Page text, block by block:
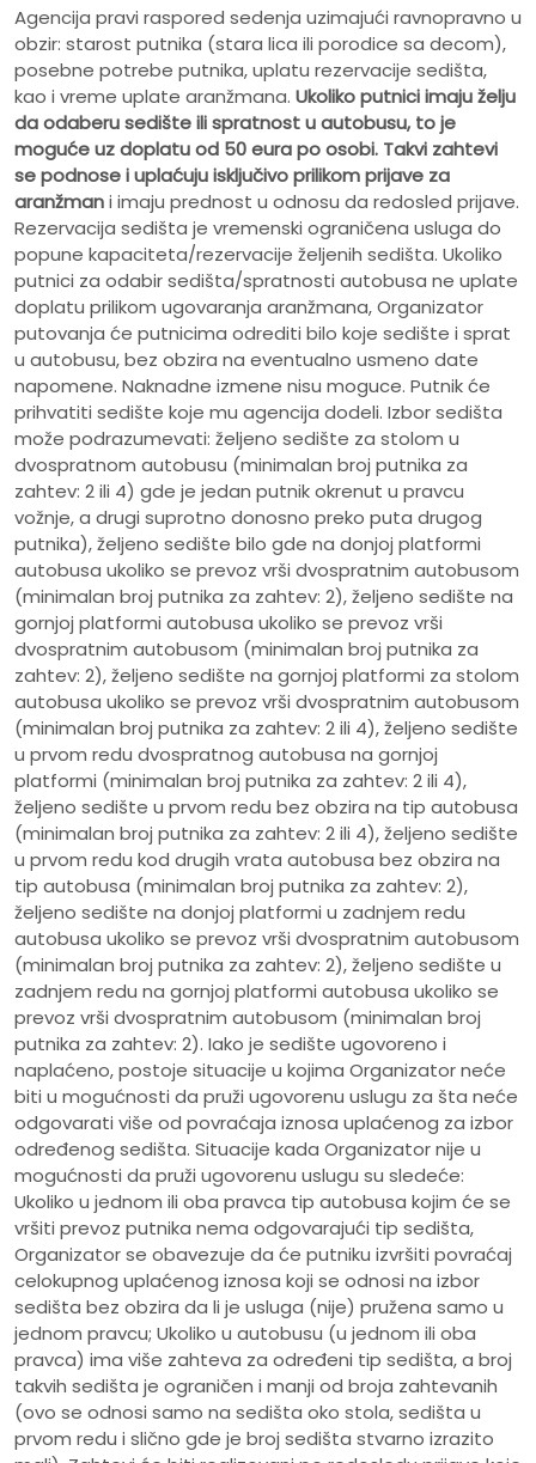
Agencija pravi raspored sedenja uzimajući ravnopravno u
obzir: starost putnika (stara lica ili porodice sa decom),
posebne potrebe putnika, uplatu rezervacije sedišta,
kao i vreme uplate aranžmana. Ukoliko putnici imaju želju
da odaberu sedište ili spratnost u autobusu, to je
moguće uz doplatu od 50 eura po osobi. Takvi zahtevi
se podnose i uplaćuju isključivo prilikom prijave za
aranžmani imaju prednost u odnosu da redosled prijave.
Rezervacija sedišta je vremenski ograničena usluga do
popune kapaciteta/rezervacije željenih sedišta. Ukoliko
putnici za odabir sedišta/spratnosti autobusa ne uplate
doplatu prilikom ugovaranja aranžmana, Organizator
putovanja će putnicima odrediti bilo koje sedište i sprat
u autobusu, bez obzira na eventualno usmeno date
napomene. Naknadne izmene nisu moguce. Putnik će
prihvatiti sedište koje mu agencija dodeli. Izbor sedišta
može podrazumevati: željeno sedište za stolom u
dvospratnom autobusu (minimalan broj putnika za
zahtev: 2 ili 4) gde je jedan putnik okrenut u pravcu
vožnje, a drugi suprotno donosno preko puta drugog
putnika), željeno sedište bilo gde na donjoj platformi
autobusa ukoliko se prevoz vrši dvospratnim autobusom
(minimalan broj putnika za zahtev: 2), željeno sedište na
gornjoj platformi autobusa ukoliko se prevoz vrši
dvospratnim autobusom (minimalan broj putnika za
zahtev: 2), željeno sedište na gornjoj platformi za stolom
autobusa ukoliko se prevoz vrši dvospratnim autobusom
(minimalan broj putnika za zahtev: 2 ili 4), željeno sedište
u prvom redu dvospratnog autobusa na gornjoj
platformi (minimalan broj putnika za zahtev: 2 ili 4),
željeno sedište u prvom redu bez obzira na tip autobusa
(minimalan broj putnika za zahtev: 2 ili 4), željeno sedište
u prvom redu kod drugih vrata autobusa bez obzira na
tip autobusa (minimalan broj putnika za zahtev: 2),
željeno sedište na donjoj platformi u zadnjem redu
autobusa ukoliko se prevoz vrši dvospratnim autobusom
(minimalan broj putnika za zahtev: 2), željeno sedište u
zadnjem redu na gornjoj platformi autobusa ukoliko se
prevoz vrši dvospratnim autobusom (minimalan broj
putnika za zahtev: 2). Iako je sedište ugovoreno i
naplaćeno, postoje situacije u kojima Organizator neće
biti u mogućnosti da pruži ugovorenu uslugu za šta neće
odgovarati više od povraćaja iznosa uplaćenog za izbor
određenog sedišta. Situacije kada Organizator nije u
mogućnosti da pruži ugovorenu uslugu su sledeće:
Ukoliko u jednom ili oba pravca tip autobusa kojim će se
vršiti prevoz putnika nema odgovarajući tip sedišta,
Organizator se obavezuje da će putniku izvršiti povraćaj
celokupnog uplaćenog iznosa koji se odnosi na izbor
sedišta bez obzira da li je usluga (nije) pružena samo u
jednom pravcu; Ukoliko u autobusu (u jednom ili oba
pravca) ima više zahteva za određeni tip sedišta, a broj
takvih sedišta je ograničen i manji od broja zahtevanih
(ovo se odnosi samo na sedišta oko stola, sedišta u
prvom redu i slično gde je broj sedišta stvarno izrazito